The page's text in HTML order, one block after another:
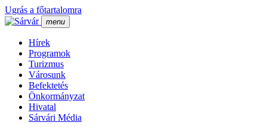
Ugrás a főtartalomra
menu
Hí­rek
Programok
Turizmus
Városunk
Befektetés
Önkormányzat
Hivatal
Sárvári Média